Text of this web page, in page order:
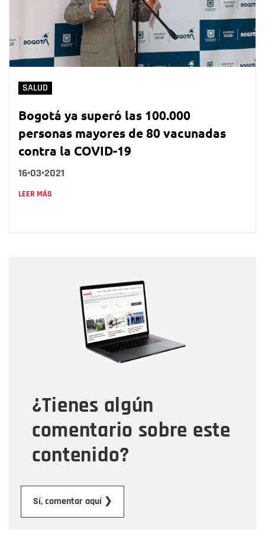
SALUD
Bogotá ya superó las 100.000
personas mayores de 80 vacunadas
contra la COVID-19
16•03•2021
LEER MÁS
¿Tienes algún
comentario sobre este
contenido?
Sí, comentar aquí ❯
Correo electrónico
Tipo de comentario
Mensaje